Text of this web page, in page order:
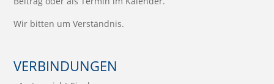
Wir bitten um Verständnis.
VERBINDUNGEN